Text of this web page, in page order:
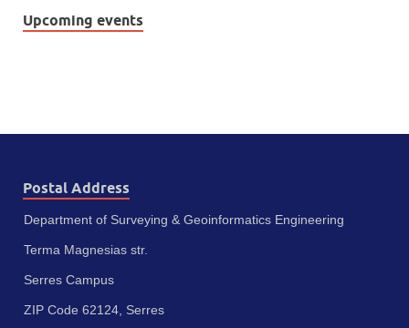
Upcoming events
Postal Address
Department of Surveying & Geoinformatics Engineering
Terma Magnesias str.
Serres Campus
ZIP Code 62124, Serres